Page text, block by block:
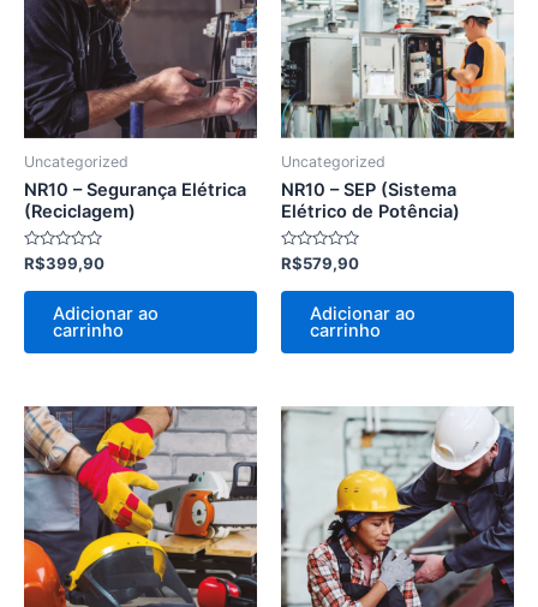
Uncategorized
NR10 – Segurança Elétrica
(Reciclagem)
Avaliação
0
de
R$399,90
Adicionar ao
carrinho
Uncategorized
NR10 – SEP (Sistema
Elétrico de Potência)
Avaliação
0
de
R$579,90
Adicionar ao
carrinho